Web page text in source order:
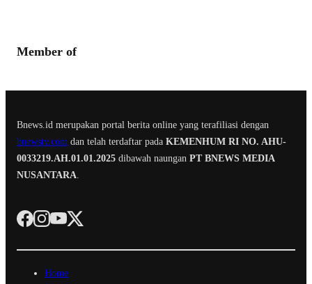
Member of
Bnews.id merupakan portal berita online yang terafiliasi dengan
bnewstv.com dan telah terdaftar pada KEMENHUM RI NO. AHU-
0033219.AH.01.01.2025 dibawah naungan PT BNEWS MEDIA
NUSANTARA.
Home